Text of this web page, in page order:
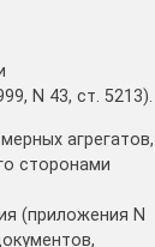
N 43, ст. 5213).
агрегатов,
сторонами
(приложения N